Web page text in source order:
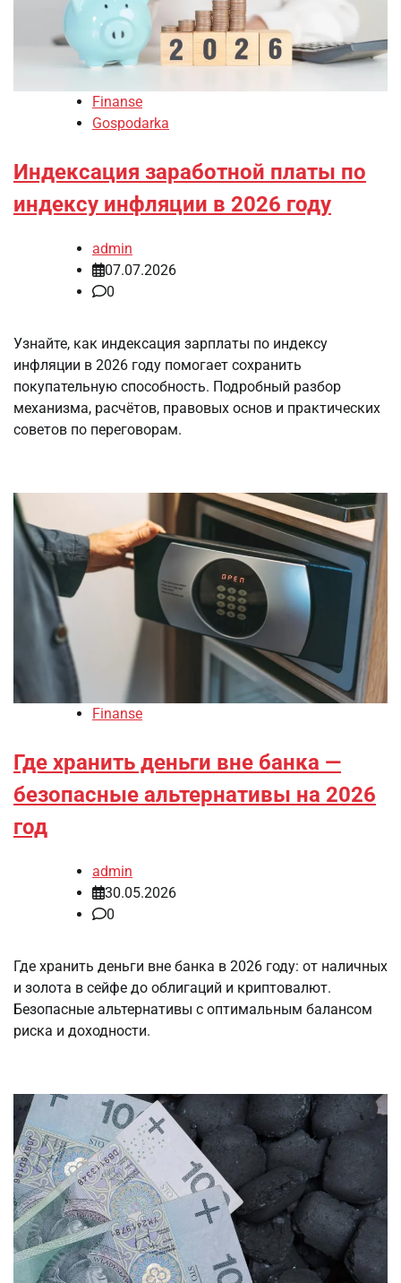
Finanse
Gospodarka
Индексация заработной платы по
индексу инфляции в 2026 году
admin
07.07.2026
0
Узнайте, как индексация зарплаты по индексу
инфляции в 2026 году помогает сохранить
покупательную способность. Подробный разбор
механизма, расчётов, правовых основ и практических
советов по переговорам.
Finanse
Где хранить деньги вне банка —
безопасные альтернативы на 2026
год
admin
30.05.2026
0
Где хранить деньги вне банка в 2026 году: от наличных
и золота в сейфе до облигаций и криптовалют.
Безопасные альтернативы с оптимальным балансом
риска и доходности.